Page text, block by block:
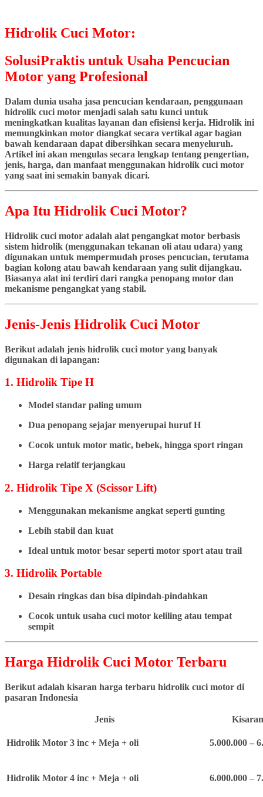
Hidrolik Cuci Motor:
SolusiPraktis untuk Usaha Pencucian
Motor yang Profesional
Dalam dunia usaha jasa pencucian kendaraan, penggunaan
hidrolik cuci motor menjadi salah satu kunci untuk
meningkatkan kualitas layanan dan efisiensi kerja. Hidrolik ini
memungkinkan motor diangkat secara vertikal agar bagian
bawah kendaraan dapat dibersihkan secara menyeluruh.
Artikel ini akan mengulas secara lengkap tentang pengertian,
jenis, harga, dan manfaat menggunakan hidrolik cuci motor
yang saat ini semakin banyak dicari.
Apa Itu Hidrolik Cuci Motor?
Hidrolik cuci motor adalah alat pengangkat motor berbasis
sistem hidrolik (menggunakan tekanan oli atau udara) yang
digunakan untuk mempermudah proses pencucian, terutama
bagian kolong atau bawah kendaraan yang sulit dijangkau.
Biasanya alat ini terdiri dari rangka penopang motor dan
mekanisme pengangkat yang stabil.
Jenis-Jenis Hidrolik Cuci Motor
Berikut adalah jenis hidrolik cuci motor yang banyak
digunakan di lapangan:
1. Hidrolik Tipe H
Model standar paling umum
Dua penopang sejajar menyerupai huruf H
Cocok untuk motor matic, bebek, hingga sport ringan
Harga relatif terjangkau
2. Hidrolik Tipe X (Scissor Lift)
Menggunakan mekanisme angkat seperti gunting
Lebih stabil dan kuat
Ideal untuk motor besar seperti motor sport atau trail
3. Hidrolik Portable
Desain ringkas dan bisa dipindah-pindahkan
Cocok untuk usaha cuci motor keliling atau tempat
sempit
Harga Hidrolik Cuci Motor Terbaru
Berikut adalah kisaran harga terbaru hidrolik cuci motor di
pasaran Indonesia
Jenis
Hidrolik Motor 3 inc + Meja + oli 5.000.000 –
Hidrolik Motor 4 inc + Meja + oli 6.000.000 –